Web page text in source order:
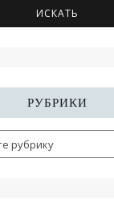
РУБРИКИ